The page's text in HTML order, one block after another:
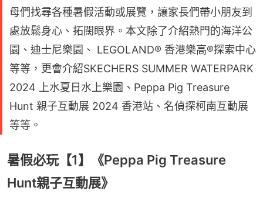
母們找尋各種暑假活動或展覽，讓家長們帶小朋友到
處放鬆身心、拓闊眼界。本文除了介紹熱門的海洋公
園、迪士尼樂園、 LEGOLAND® 香港樂高®探索中心
等等，更會介紹SKECHERS SUMMER WATERPARK
2024 上水夏日水上樂園、Peppa Pig Treasure
Hunt 親子互動展 2024 香港站、名偵探柯南互動展
等等。
暑假必玩【1】《Peppa Pig Treasure
Hunt親子互動展》